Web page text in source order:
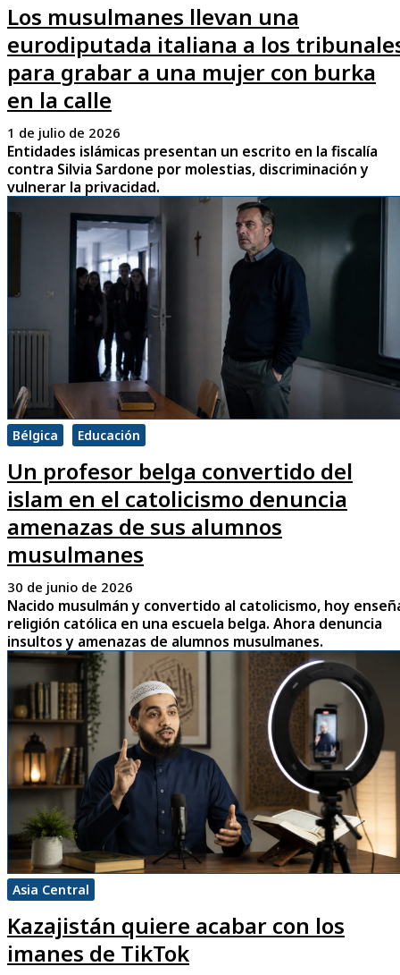
Los musulmanes llevan una
eurodiputada italiana a los
para grabar a una mujer con burka
en la calle
1 de julio de 2026
Entidades islámicas presentan un escrito en la fiscalía
contra Silvia Sardone por molestias, discriminación y
vulnerar la privacidad.
Bélgica Educación
Un profesor belga convertido del
islam en el catolicismo denuncia
amenazas de sus alumnos
musulmanes
30 de junio de 2026
Nacido musulmán y convertido al catolicismo, hoy
religión católica en una escuela belga. Ahora denuncia
insultos y amenazas de alumnos musulmanes.
Asia Central
Kazajistán quiere acabar con los
imanes de TikTok